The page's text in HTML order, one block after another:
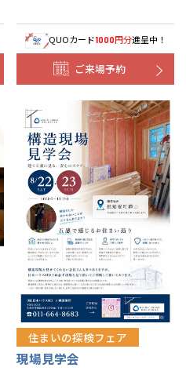
QUOカード1000円分進呈中！
ご来場予約
住まいの探検フェア
現場見学会